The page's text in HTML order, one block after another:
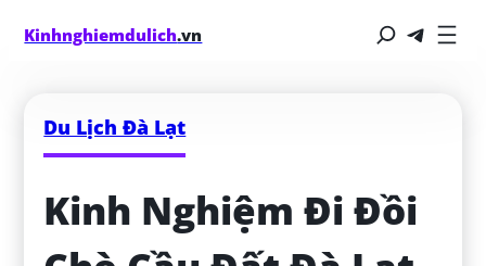
Kinhnghiemdulich.vn
Du Lịch Đà Lạt
Kinh Nghiệm Đi Đồi